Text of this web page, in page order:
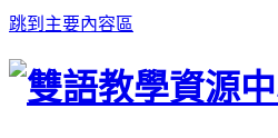
跳到主要內容區